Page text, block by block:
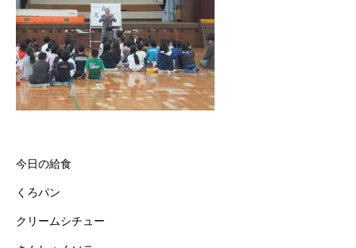
今日の給食
くろパン
クリームシチュー